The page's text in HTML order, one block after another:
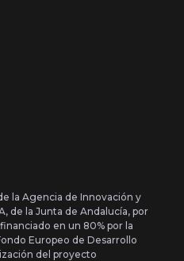
la Agencia de Innovación y
de la Junta de Andalucía, por
en un 80% por la
Europeo de Desarrollo
del proyecto